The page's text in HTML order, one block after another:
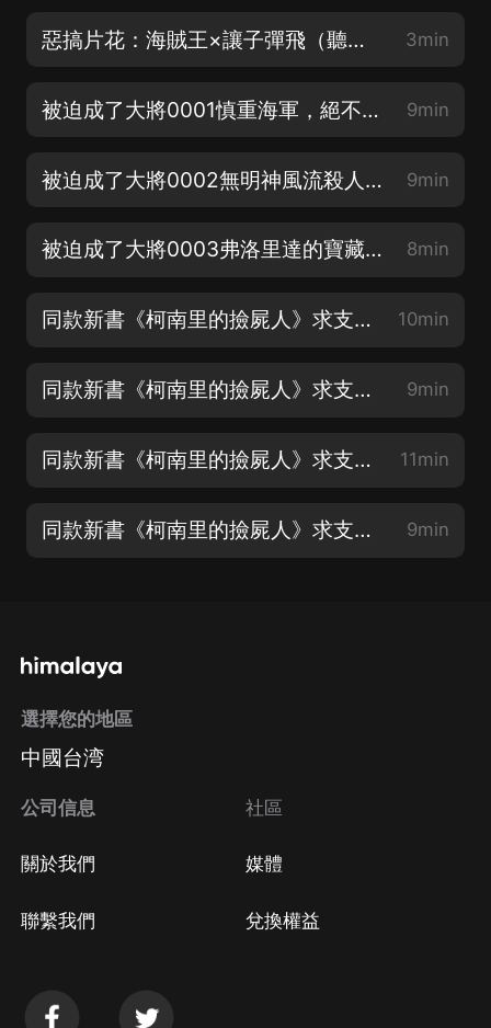
惡搞片花：海賊王×讓子彈飛（聽到最后有福利） 3min
被迫成了大將0001慎重海軍，絕不出頭【新書上架追更領現金紅包】 9min
被迫成了大將0002無明神風流殺人劍【全網海賊同人天花板】 9min
被迫成了大將0003弗洛里達的寶藏【催更請訂閱轉發分享】 8min
同款新書《柯南里的撿屍人》求支持|大將0004我們是海軍，我們不會怕 10min
同款新書《柯南里的撿屍人》求支持|大將0005你到底什麼目的 9min
同款新書《柯南里的撿屍人》求支持|大將0006你是真的苟啊！ 11min
同款新書《柯南里的撿屍人》求支持|大將0007蒙卡暴動？ 9min
選擇您的地區
中國台湾
公司信息
關於我們
聯繫我們
社區
媒體
兌換權益